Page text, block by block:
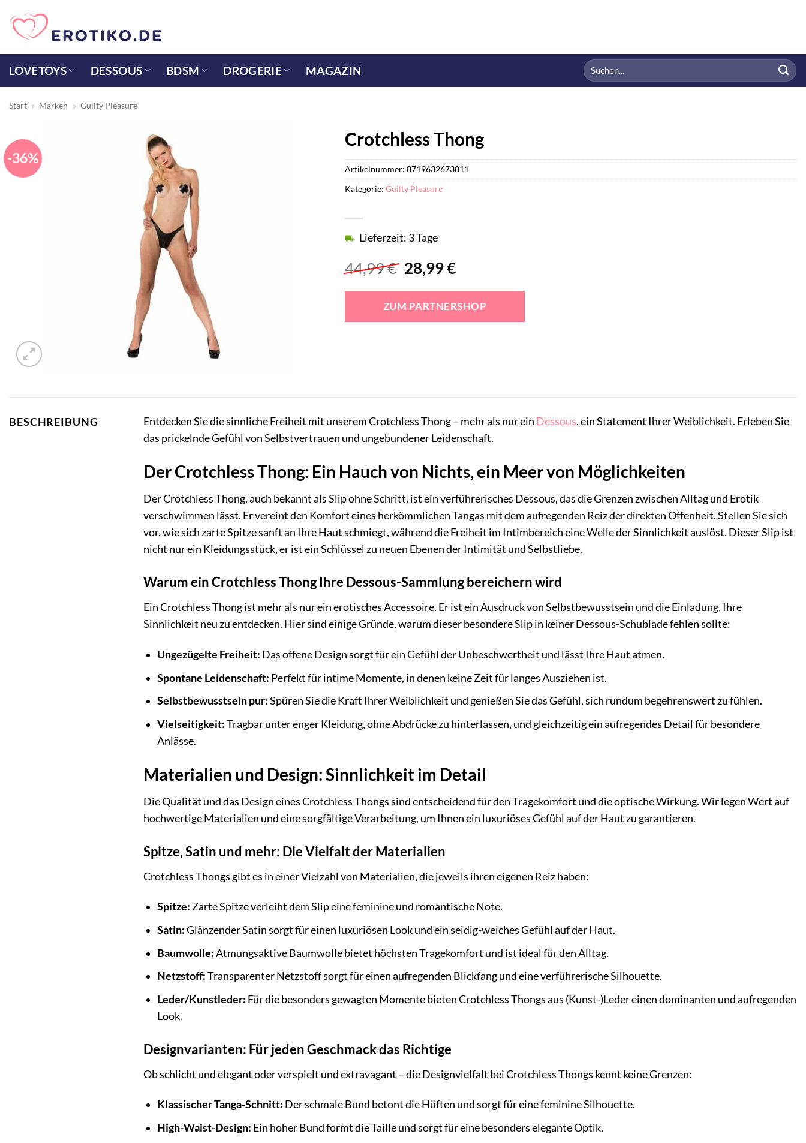
Inhalt
springen
LOVETOYS DESSOUS BDSM DROGERIE MAGAZIN
Suchen
nach:
Start » Marken » Guilty Pleasure
-36%
Crotchless Thong
44,99€ Ursprünglicher
Preis
war:
44,99 €
28,99€Aktueller
ist:
28,99 €.
Lieferzeit: 3 Tage
ZUM PARTNERSHOP
Artikelnummer: 8719632673811
Kategorie: Guilty Pleasure
BESCHREIBUNG Entdecken Sie die sinnliche Freiheit mit unserem Crotchless Thong – mehr als nur ein Dessous, ein Statement Ihrer Weiblichkeit. Erleben Sie
das prickelnde Gefühl von Selbstvertrauen und ungebundener Leidenschaft.
Der Crotchless Thong: Ein Hauch von Nichts, ein Meer von Möglichkeiten
Der Crotchless Thong, auch bekannt als Slip ohne Schritt, ist ein verführerisches Dessous, das die Grenzen zwischen Alltag und Erotik
verschwimmen lässt. Er vereint den Komfort eines herkömmlichen Tangas mit dem aufregenden Reiz der direkten Offenheit. Stellen Sie sich
vor, wie sich zarte Spitze sanft an Ihre Haut schmiegt, während die Freiheit im Intimbereich eine Welle der Sinnlichkeit auslöst. Dieser Slip ist
nicht nur ein Kleidungsstück, er ist ein Schlüssel zu neuen Ebenen der Intimität und Selbstliebe.
Warum ein Crotchless Thong Ihre Dessous-Sammlung bereichern wird
Ein Crotchless Thong ist mehr als nur ein erotisches Accessoire. Er ist ein Ausdruck von Selbstbewusstsein und die Einladung, Ihre
Sinnlichkeit neu zu entdecken. Hier sind einige Gründe, warum dieser besondere Slip in keiner Dessous-Schublade fehlen sollte:
Ungezügelte Freiheit: Das offene Design sorgt für ein Gefühl der Unbeschwertheit und lässt Ihre Haut atmen.
Spontane Leidenschaft: Perfekt für intime Momente, in denen keine Zeit für langes Ausziehen ist.
Selbstbewusstsein pur:Spüren Sie die Kraft Ihrer Weiblichkeit und genießen Sie das Gefühl, sich rundum begehrenswert zu fühlen.
Vielseitigkeit:Tragbar unter enger Kleidung, ohne Abdrücke zu hinterlassen, und gleichzeitig ein aufregendes Detail für besondere
Anlässe.
Materialien und Design: Sinnlichkeit im Detail
Die Qualität und das Design eines Crotchless Thongs sind entscheidend für den Tragekomfort und die optische Wirkung. Wir legen Wert auf
hochwertige Materialien und eine sorgfältige Verarbeitung, um Ihnen ein luxuriöses Gefühl auf der Haut zu garantieren.
Spitze, Satin und mehr: Die Vielfalt der Materialien
Crotchless Thongs gibt es in einer Vielzahl von Materialien, die jeweils ihren eigenen Reiz haben:
Spitze:Zarte Spitze verleiht dem Slip eine feminine und romantische Note.
Satin:Glänzender Satin sorgt für einen luxuriösen Look und ein seidig-weiches Gefühl auf der Haut.
Baumwolle:Atmungsaktive Baumwolle bietet höchsten Tragekomfort und ist ideal für den Alltag.
Netzstoff:Transparenter Netzstoff sorgt für einen aufregenden Blickfang und eine verführerische Silhouette.
Leder/Kunstleder: Für die besonders gewagten Momente bieten Crotchless Thongs aus (Kunst-)Leder einen dominanten und aufregenden
Look.
Designvarianten: Für jeden Geschmack das Richtige
Ob schlicht und elegant oder verspielt und extravagant – die Designvielfalt bei Crotchless Thongs kennt keine Grenzen:
Klassischer Tanga-Schnitt: Der schmale Bund betont die Hüften und sorgt für eine feminine Silhouette.
High-Waist-Design: Ein hoher Bund formt die Taille und sorgt für eine besonders elegante Optik.